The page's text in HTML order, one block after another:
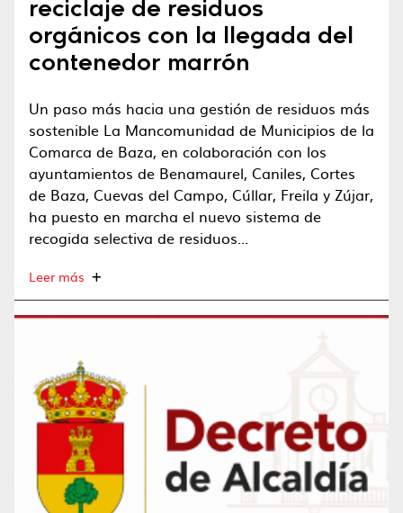
reciclaje de residuos
orgánicos con la llegada del
contenedor marrón
Un paso más hacia una gestión de residuos más
sostenible La Mancomunidad de Municipios de la
Comarca de Baza, en colaboración con los
ayuntamientos de Benamaurel, Caniles, Cortes
de Baza, Cuevas del Campo, Cúllar, Freila y Zújar,
ha puesto en marcha el nuevo sistema de
recogida selectiva de residuos...
Leer más